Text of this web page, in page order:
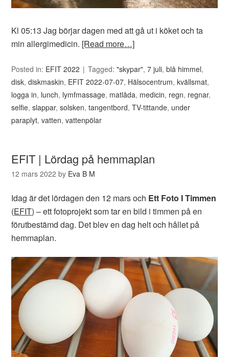
Kl 05:13 Jag börjar dagen med att gå ut i köket och ta
min allergimedicin. [Read more…]
Posted in: EFIT 2022 Tagged:"skypar",7 juli,blå himmel,
disk,diskmaskin, EFIT 2022-07-07, Hälsocentrum,kvällsmat,
logga in, lunch, lymfmassage, matlåda, medicin, regn, regnar,
selfie,slappar,solsken,tangentbord,TV-tittande, under
paraplyt,vatten,vattenpölar
EFIT | Lördag på hemmaplan
12 mars 2022 by Eva B M
Idag är det lördagen den 12 mars och Ett Foto I Timmen
(EFIT) – ett fotoprojekt som tar en bild i timmen på en
förutbestämd dag. Det blev en dag helt och hållet på
hemmaplan.